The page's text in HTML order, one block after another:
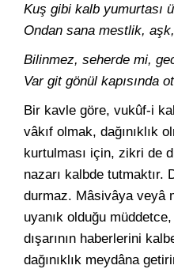
Kuş gibi kalb yumurtası
Ondan sana mestlik,
Bilinmez, seherde mi,
Var git gönül kapısında
Bir kavle göre, vukûf-i
vâkıf olmak, dağınıklık
kurtulması için, zikri de
nazarı kalbde tutmaktır.
durmaz. Mâsivâya veyâ
uyanık olduğu
dışarının haberlerini
dağınıklık meydâna